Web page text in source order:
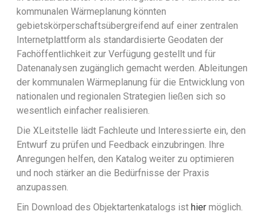
kommunalen Wärmeplanung könnten
gebietskörperschaftsübergreifend auf einer zentralen
Internetplattform als standardisierte Geodaten der
Fachöffentlichkeit zur Verfügung gestellt und für
Datenanalysen zugänglich gemacht werden. Ableitungen
der kommunalen Wärmeplanung für die Entwicklung von
nationalen und regionalen Strategien ließen sich so
wesentlich einfacher realisieren.
Die XLeitstelle lädt Fachleute und Interessierte ein, den
Entwurf zu prüfen und Feedback einzubringen. Ihre
Anregungen helfen, den Katalog weiter zu optimieren
und noch stärker an die Bedürfnisse der Praxis
anzupassen.
Ein Download des Objektartenkatalogs ist hier möglich.